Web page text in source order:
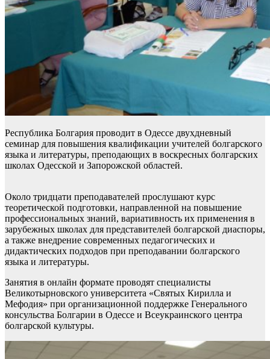
Республика Болгария проводит в Одессе двухдневный
семинар для повышения квалификации учителей болгарского
языка и литературы, преподающих в воскресных болгарских
школах Одесской и Запорожской областей.
Около тридцати преподавателей прослушают курс
теоретической подготовки, направленной на повышение
профессиональных знаний, вариативность их применения в
зарубежных школах для представителей болгарской диаспоры,
а также внедрение современных педагогических и
дидактических подходов при преподавании болгарского
языка и литературы.
Занятия в онлайн формате проводят специалисты
Великотырновского университета «Святых Кирилла и
Мефодия» при организационной поддержке Генерального
консульства Болгарии в Одессе и Всеукраинского центра
болгарской культуры.